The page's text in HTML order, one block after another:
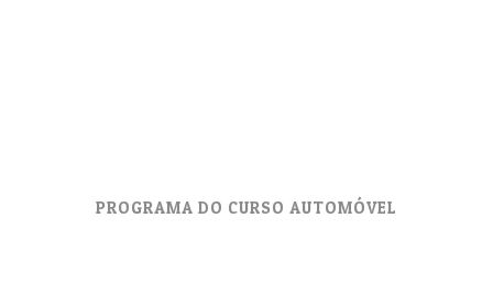
PROGRAMA DO CURSO AUTOMÓVEL